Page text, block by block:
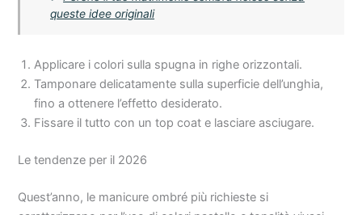
queste idee originali
Applicare i colori sulla spugna in righe orizzontali.
Tamponare delicatamente sulla superficie dell’unghia,
fino a ottenere l’effetto desiderato.
Fissare il tutto con un top coat e lasciare asciugare.
Le tendenze per il 2026
Quest’anno, le manicure ombré più richieste si